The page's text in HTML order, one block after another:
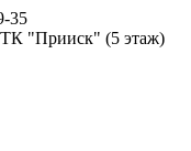
35
ТК "Прииск" (5 этаж)